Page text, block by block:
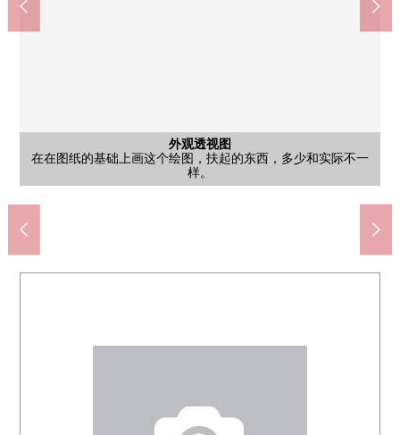
外观透视图
在在图纸的基础上画这个绘图，扶起的东西，多少和实际不一
样。
外观
当地照片
外观
当地照片
外观
当地照片
外观
当地照片
含有前面道路的外观
前面道路的样子
柿生站北口(小田急小田原线)(约800m)
Maruetsu柿生商店(约650m)
sotetsu Ｒｏｓｅｎ柿生商店(约950m)
全家便利店町田能ka山谷市镇商店(约800m)
Itopia西公园(约150m)
Itopia东公园(约140m)
町田市立鹤川第2小学(约1500m)
町田市立鹤川第2中学(约1960m)